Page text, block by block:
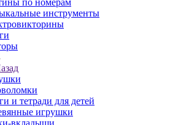
по номерам
инструменты
и тетради для детей
игрушки
вкладыши